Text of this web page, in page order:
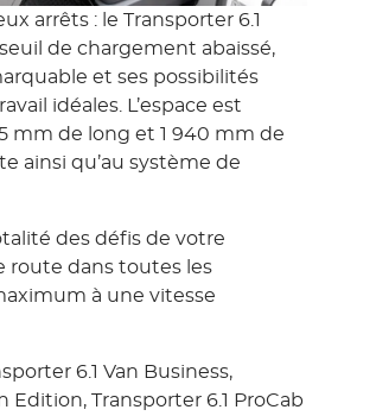
arrêts : le Transporter 6.1
de chargement abaissé,
et ses possibilités
idéales. L’espace est
mm de long et 1 940 mm de
ainsi qu’au système de
des défis de votre
route dans toutes les
à une vitesse
6.1 Van Business,
Edition, Transporter 6.1 ProCab